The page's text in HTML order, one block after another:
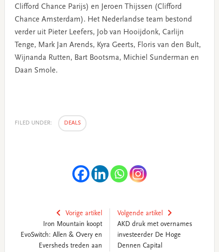
Clifford Chance Parijs) en Jeroen Thijssen (Clifford
Chance Amsterdam). Het Nederlandse team bestond
verder uit Pieter Leefers, Job van Hooijdonk, Carlijn
Tenge, Mark Jan Arends, Kyra Geerts, Floris van den Bult,
Wijnanda Rutten, Bart Bootsma, Michiel Sunderman en
Daan Smole.
FILED UNDER: DEALS
Vorige artikel
Iron Mountain koopt
EvoSwitch: Allen & Overy en
Eversheds treden aan
Volgende artikel
AKD druk met overnames
investeerder De Hoge
Dennen Capital